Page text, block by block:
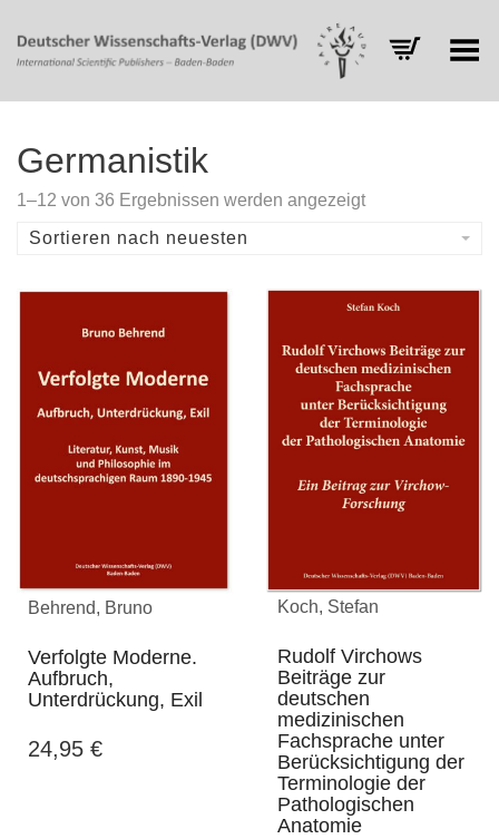
Toggle Menu
Germanistik
1–12 von 36 Ergebnissen werden angezeigtNach
Sortieren nach neuesten
Behrend, Bruno
Verfolgte Moderne.
Aufbruch,
Unterdrückung, Exil
24,95 €
Koch, Stefan
Rudolf Virchows
Beiträge zur
deutschen
medizinischen
Fachsprache unter
Berücksichtigung der
Terminologie der
Pathologischen
Anatomie